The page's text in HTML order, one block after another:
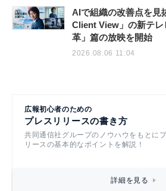
AIで組織の改善点を見
Client View」の新テ
革」篇の放映を開始
2026.08.06 11:04
広報初心者のための
プレスリリースの書き方
共同通信社グループのノウハウをもとに
リースの基本的なポイントを解説！
詳細を見る